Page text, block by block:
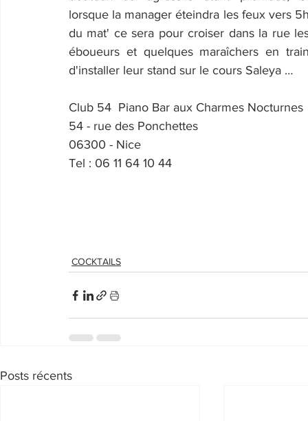
lorsque la manager éteindra les feux vers
du mat' ce sera pour croiser dans la rue
éboueurs et quelques maraîchers en
d'installer leur stand sur le cours Saleya …
Club 54  Piano Bar aux Charmes Nocturnes
54 - rue des Ponchettes
06300 - Nice
Tel : 06 11 64 10 44
COCKTAILS
Posts récents